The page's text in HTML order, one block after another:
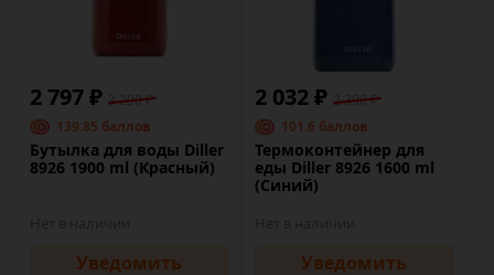
2 797 ₽ 3 290 ₽
139.85 баллов
Бутылка для воды Diller
8926 1900 ml (Красный)
Уведомить
2 032 ₽ 2 390 ₽
101.6 баллов
Термоконтейнер для
еды Diller 8926 1600 ml
(Синий)
Уведомить